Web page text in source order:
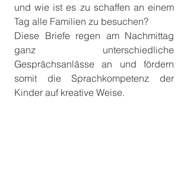
und wie ist es zu schaffen an einem
Tag alle Familien zu besuchen?
Diese Briefe regen am Nachmittag
ganz unterschiedliche
Gesprächsanlässe an und fördern
somit die Sprachkompetenz der
Kinder auf kreative Weise.